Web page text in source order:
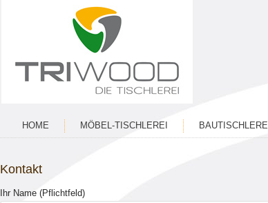
HOME MÖBEL-TISCHLEREI BAUTISCHLEREI
Kontakt
Ihr Name (Pflichtfeld)